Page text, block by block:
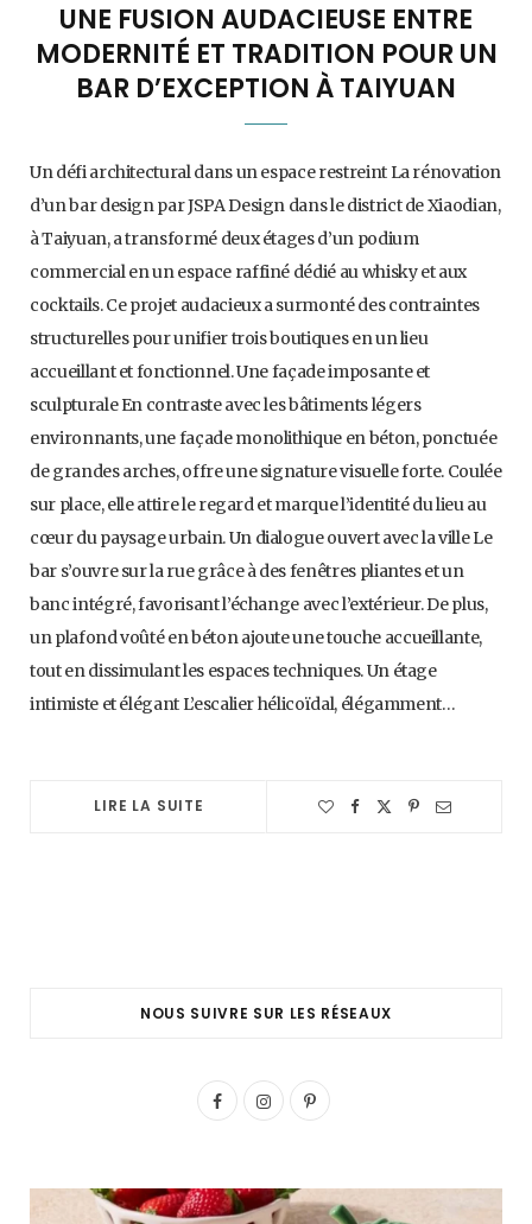
UNE FUSION AUDACIEUSE ENTRE
MODERNITÉ ET TRADITION POUR UN
BAR D’EXCEPTION À TAIYUAN
Un défi architectural dans un espace restreint La rénovation
d’un bar design par JSPA Design dans le district de Xiaodian,
à Taiyuan, a transformé deux étages d’un podium
commercial en un espace raffiné dédié au whisky et aux
cocktails. Ce projet audacieux a surmonté des contraintes
structurelles pour unifier trois boutiques en un lieu
accueillant et fonctionnel. Une façade imposante et
sculpturale En contraste avec les bâtiments légers
environnants, une façade monolithique en béton, ponctuée
de grandes arches, offre une signature visuelle forte. Coulée
sur place, elle attire le regard et marque l’identité du lieu au
cœur du paysage urbain. Un dialogue ouvert avec la ville Le
bar s’ouvre sur la rue grâce à des fenêtres pliantes et un
banc intégré, favorisant l’échange avec l’extérieur. De plus,
un plafond voûté en béton ajoute une touche accueillante,
tout en dissimulant les espaces techniques. Un étage
intimiste et élégant L’escalier hélicoïdal, élégamment…
LIRE LA SUITE
NOUS SUIVRE SUR LES RÉSEAUX
F
I
P